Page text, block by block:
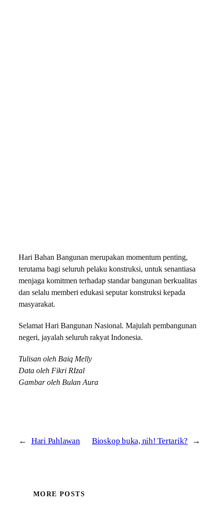
Hari Bahan Bangunan merupakan momentum penting,
terutama bagi seluruh pelaku konstruksi, untuk senantiasa
menjaga komitmen terhadap standar bangunan berkualitas
dan selalu memberi edukasi seputar konstruksi kepada
masyarakat.
Selamat Hari Bangunan Nasional. Majulah pembangunan
negeri, jayalah seluruh rakyat Indonesia.
Tulisan oleh Baiq Melly
Data oleh Fikri RIzal
Gambar oleh Bulan Aura
← Hari Pahlawan Bioskop buka, nih! Tertarik? →
MORE POSTS